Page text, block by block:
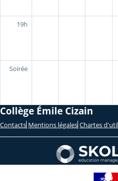
19h
Soirée
Collège Émile Cizain
Contacts Mentions légales Chartes